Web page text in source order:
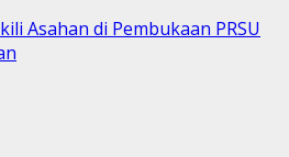
Asahan di Pembukaan PRSU